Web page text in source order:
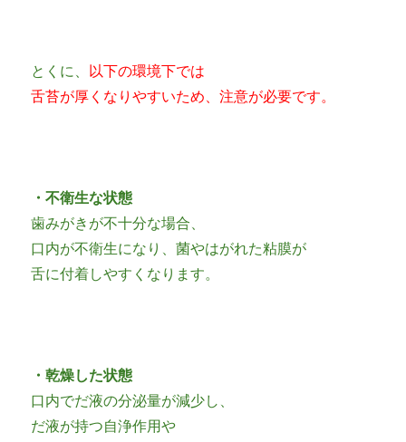
とくに、 以下の環境下では
舌苔が厚くなりやすいため、注意が必要です。
・不衛生な状態
歯みがきが不十分な場合、
口内が不衛生になり、菌やはがれた粘膜が
舌に付着しやすくなります。
・乾燥した状態
口内でだ液の分泌量が減少し、
だ液が持つ自浄作用や